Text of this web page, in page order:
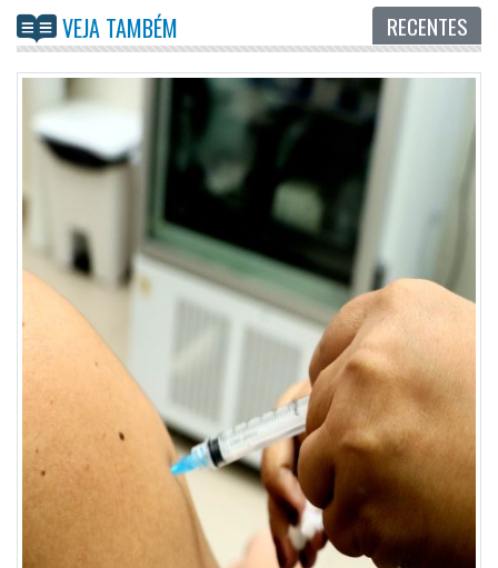
VEJA TAMBÉM RECENTES